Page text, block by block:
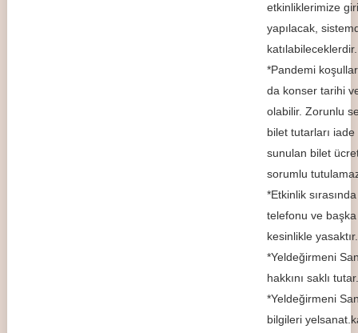
etkinliklerimize
yapılacak,
katılabileceklerdir.
*Pandemi
da konser tarihi
olabilir. Zorunlu
bilet tutarları
sunulan bilet
sorumlu
*Etkinlik
telefonu ve başka
kesinlikle yasaktır.
*Yeldeğirmeni
hakkını saklı tutar.
*Yeldeğirmeni
bilgileri